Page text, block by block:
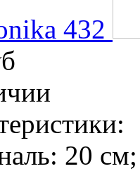
432
20 см